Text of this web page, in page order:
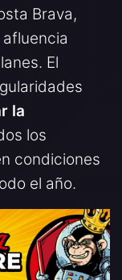
Brava,
El
la
los
condiciones
el año.